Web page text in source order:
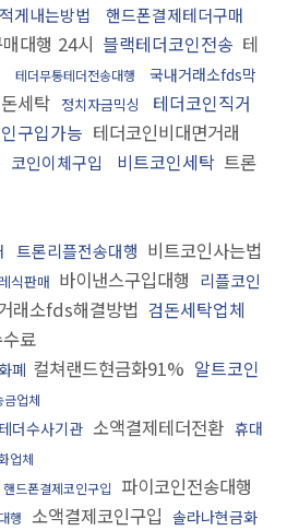
게내는방법 핸드폰결제테더구매
대행 24시 블랙테더코인전송 테
테더무통테더전송대행
국내거래소fds막
세탁 정치자금믹싱
테더코인직거
구입가능 테더코인비대면거래
코인이체구입 비트코인세탁 트론
트론리플전송대행 비트코인사는법
식판매 바이낸스구입대행 리플코인
래소fds해결방법 검돈세탁업체
료
폐 컬쳐랜드현금화91% 알트코인
금업체
테더수사기관 소액결제테더전환 휴대
업체
핸드폰결제코인구입 파이코인전송대행
행 소액결제코인구입 솔라나현금화